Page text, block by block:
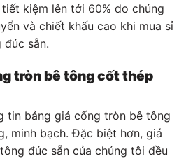
kiệm lên tới 60% do chúng
và chiết khấu cao khi mua sỉ
đúc sẵn.
tròn bê tông cốt thép
tin bảng giá cống tròn bê tông
minh bạch. Đặc biệt hơn, giá
đúc sẵn của chúng tôi đều